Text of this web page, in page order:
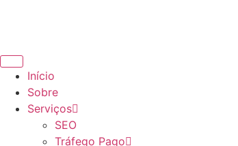
Início
Sobre
Serviços
SEO
Tráfego Pago